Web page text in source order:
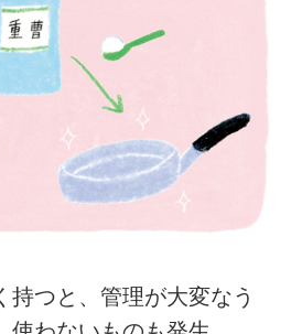
持つと、管理が大変なう